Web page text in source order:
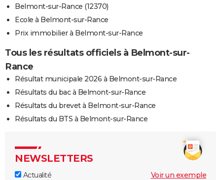
Belmont-sur-Rance (12370)
Ecole à Belmont-sur-Rance
Prix immobilier à Belmont-sur-Rance
Tous les résultats officiels à Belmont-sur-
Rance
Résultat municipale 2026 à Belmont-sur-Rance
Résultats du bac à Belmont-sur-Rance
Résultats du brevet à Belmont-sur-Rance
Résultats du BTS à Belmont-sur-Rance
NEWSLETTERS
Actualité
Voir un exemple